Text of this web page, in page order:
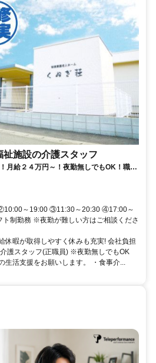
施設の介護スタッフ
月給２４万円～！夜勤無しでもOK！職場
～19:00 ③11:30～20:30 ④17:00～
制勤務 ※夜勤が難しい方はご相談くださ
休暇が取得しやすく休みも充実! 会社負担
護スタッフ(正職員) ※夜勤無しでもOK
生活支援をお願いします。 ・食事介...